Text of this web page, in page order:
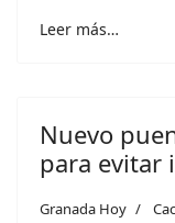
Leer más…
Nuevo
para evitar
Granada Hoy